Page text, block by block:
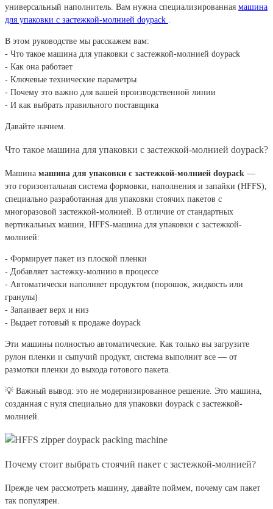
универсальный наполнитель. Вам нужна специализированная машина
для упаковки с застежкой-молнией doypack .
В этом руководстве мы расскажем вам:
- Что такое машина для упаковки с застежкой-молнией doypack
- Как она работает
- Ключевые технические параметры
- Почему это важно для вашей производственной линии
- И как выбрать правильного поставщика
Давайте начнем.
Что такое машина для упаковки с застежкой-молнией doypack?
Машина машина для упаковки с застежкой-молнией doypack —
это горизонтальная система формовки, наполнения и запайки (HFFS),
специально разработанная для упаковки стоячих пакетов с
многоразовой застежкой-молнией. В отличие от стандартных
вертикальных машин, HFFS-машина для упаковки с застежкой-
молнией:
- Формирует пакет из плоской пленки
- Добавляет застежку-молнию в процессе
- Автоматически наполняет продуктом (порошок, жидкость или
гранулы)
- Запаивает верх и низ
- Выдает готовый к продаже doypack
Эти машины полностью автоматические. Как только вы загрузите
рулон пленки и сыпучий продукт, система выполнит все — от
размотки пленки до выхода готового пакета.
💡 Важный вывод: это не модернизированное решение. Это машина,
созданная с нуля специально для упаковки doypack с застежкой-
молнией.
Почему стоит выбрать стоячий пакет с застежкой-молнией?
Прежде чем рассмотреть машину, давайте поймем, почему сам пакет
так популярен.